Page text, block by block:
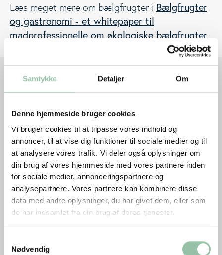
Samtykke Detaljer Om
Denne hjemmeside bruger cookies
Vi bruger cookies til at tilpasse vores indhold og
annoncer, til at vise dig funktioner til sociale medier og til
at analysere vores trafik. Vi deler også oplysninger om
din brug af vores hjemmeside med vores partnere inden
for sociale medier, annonceringspartnere og
analysepartnere. Vores partnere kan kombinere disse
data med andre oplysninger, du har givet dem, eller som
de har indsamlet fra din brug af deres tjenester.
Nødvendig
Læs meget mere om bælgfrugter i Bælgfrugter
og gastronomi - et whitepaper til
madprofessionelle om økologiske bælgfrugter.
Læs mere om bælgfrugter her...
Ernæring